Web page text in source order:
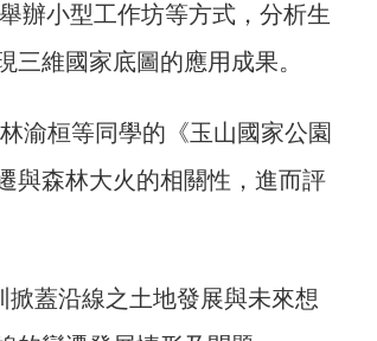
辦小型工作坊等方式，分析生
維國家底圖的應用成果。
渝桓等同學的《玉山國家公園
與森林大火的相關性，進而評
蓋沿線之土地發展與未來想